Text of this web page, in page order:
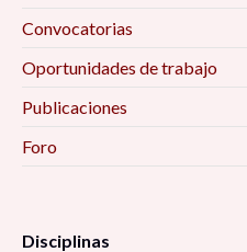
Convocatorias
Oportunidades de trabajo
Publicaciones
Foro
Disciplinas